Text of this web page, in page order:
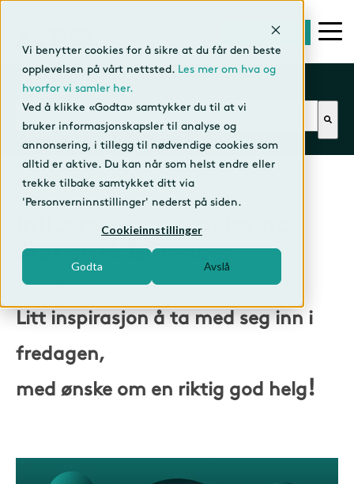
Vi benytter cookies for å sikre at du får den beste
opplevelsen på vårt nettsted. Les mer om hva og
hvorfor vi samler her.
Ved å klikke «Godta» samtykker du til at vi
bruker informasjonskapsler til analyse og
annonsering, i tillegg til nødvendige cookies som
alltid er aktive. Du kan når som helst endre eller
trekke tilbake samtykket ditt via
'Personverninnstillinger' nederst på siden.
Cookieinnstillinger
Godta Avslå
BLI MEDLEM
Aktuelt
Dette er et søkefelt med en tilhørende funksjon
Influensermarkedsføring:
Statistikk & Trender
3. februar 2023
Litt inspirasjon å ta med seg inn i
fredagen,
med ønske om en riktig god helg!